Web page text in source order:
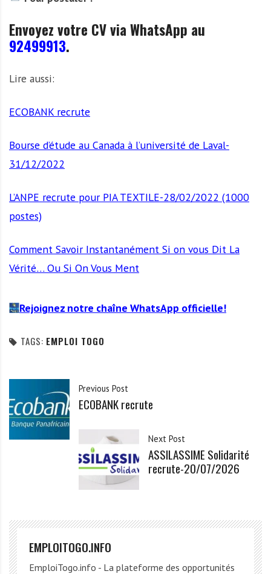
Envoyez votre CV via WhatsApp au
92499913.
Lire aussi:
ECOBANK recrute
Bourse d’étude au Canada à l’université de Laval-
31/12/2022
L’ANPE recrute pour PIA TEXTILE-28/02/2022 (1000
postes)
Comment Savoir Instantanément Si on vous Dit La
Vérité… Ou Si On Vous Ment
Rejoignez notre chaîne WhatsApp officielle!
TAGS: EMPLOI TOGO
Previous Post
ECOBANK recrute
Next Post
ASSILASSIME Solidarité
recrute-20/07/2026
EMPLOITOGO.INFO
EmploiTogo.info - La plateforme des opportunités